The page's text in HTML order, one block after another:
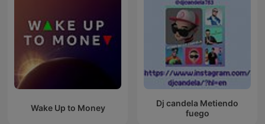
Wake Up to Money
Dj candela Metiendo
fuego